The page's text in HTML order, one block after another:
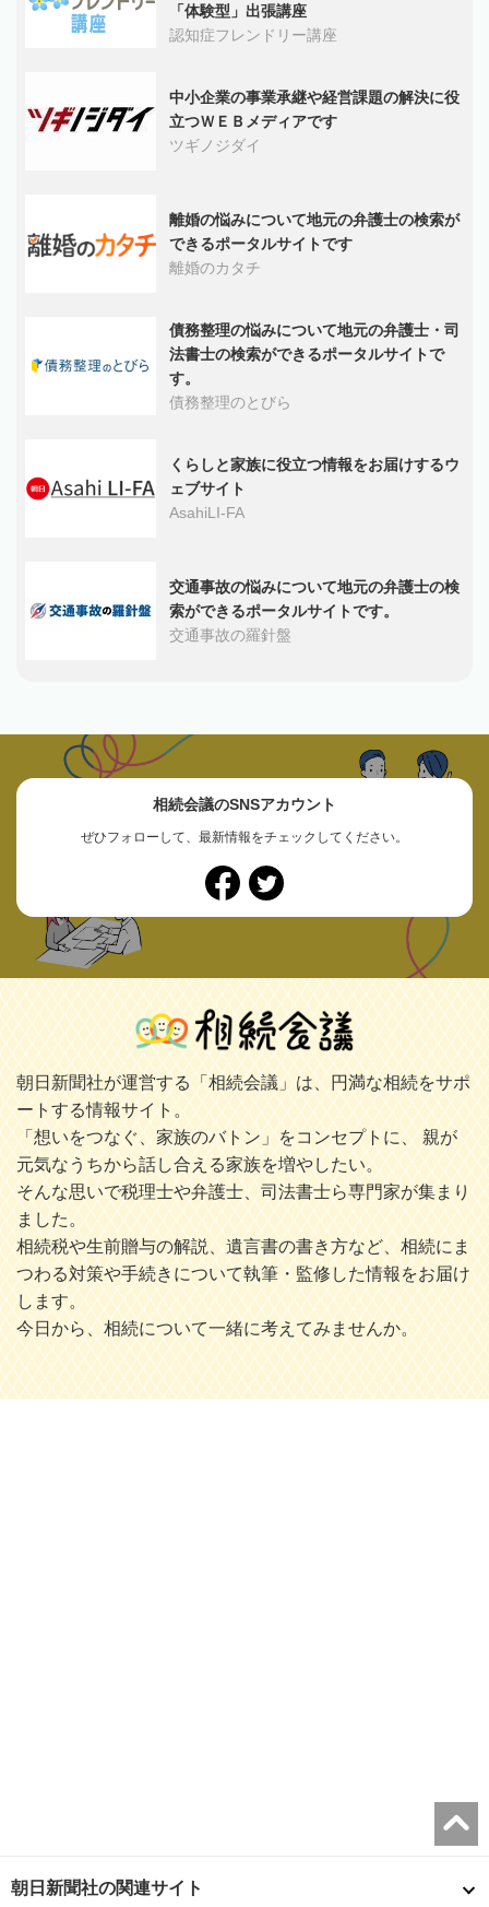
「体験型」出張講座
認知症フレンドリー講座
中小企業の事業承継や経営課題の解決に役
立つＷＥＢメディアです
ツギノジダイ
離婚の悩みについて地元の弁護士の検索が
できるポータルサイトです
離婚のカタチ
債務整理の悩みについて地元の弁護士・司
法書士の検索ができるポータルサイトで
す。
債務整理のとびら
くらしと家族に役立つ情報をお届けするウ
ェブサイト
AsahiLI-FA
交通事故の悩みについて地元の弁護士の検
索ができるポータルサイトです。
交通事故の羅針盤
相続会議のSNSアカウント
ぜひフォローして、最新情報をチェックしてください。
朝日新聞社が運営する「相続会議」は、円満な相続をサポ
ートする情報サイト。
「想いをつなぐ、家族のバトン」をコンセプトに、 親が
元気なうちから話し合える家族を増やしたい。
そんな思いで税理士や弁護士、司法書士ら専門家が集まり
ました。
相続税や生前贈与の解説、遺言書の書き方など、相続にま
つわる対策や手続きについて執筆・監修した情報をお届け
します。
今日から、相続について一緒に考えてみませんか。
朝日新聞社の関連サイト